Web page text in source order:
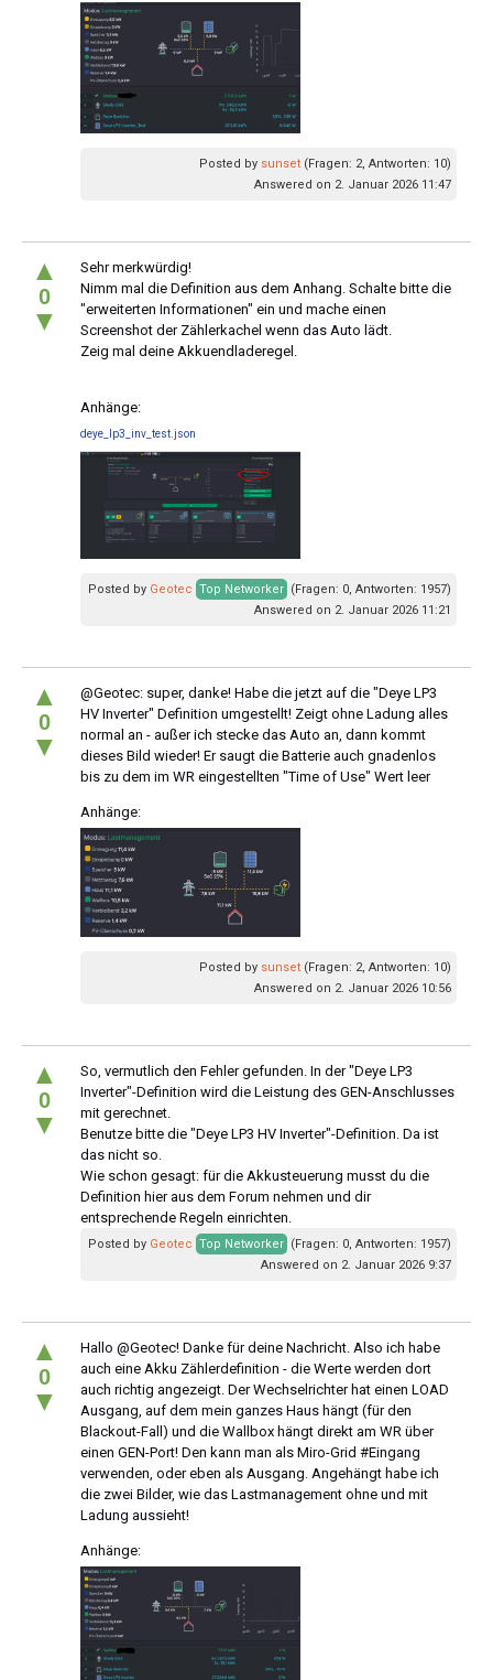
Posted by sunset (Fragen: 2, Antworten: 10)
Answered on 2. Januar 2026 11:47
▲
0
▼
Sehr merkwürdig!
Nimm mal die Definition aus dem Anhang. Schalte bitte die
"erweiterten Informationen" ein und mache einen
Screenshot der Zählerkachel wenn das Auto lädt.
Zeig mal deine Akkuendladeregel.
Anhänge:
deye_lp3_inv_test.json
Posted by Geotec Top Networker (Fragen: 0, Antworten: 1957)
Answered on 2. Januar 2026 11:21
▲
0
▼
@Geotec: super, danke! Habe die jetzt auf die "Deye LP3
HV Inverter" Definition umgestellt! Zeigt ohne Ladung alles
normal an - außer ich stecke das Auto an, dann kommt
dieses Bild wieder! Er saugt die Batterie auch gnadenlos
bis zu dem im WR eingestellten "Time of Use" Wert leer
Anhänge:
Posted by sunset (Fragen: 2, Antworten: 10)
Answered on 2. Januar 2026 10:56
▲
0
▼
So, vermutlich den Fehler gefunden. In der "Deye LP3
Inverter"-Definition wird die Leistung des GEN-Anschlusses
mit gerechnet.
Benutze bitte die "Deye LP3 HV Inverter"-Definition. Da ist
das nicht so.
Wie schon gesagt: für die Akkusteuerung musst du die
Definition hier aus dem Forum nehmen und dir
entsprechende Regeln einrichten.
Posted by Geotec Top Networker (Fragen: 0, Antworten: 1957)
Answered on 2. Januar 2026 9:37
▲
0
▼
Hallo @Geotec! Danke für deine Nachricht. Also ich habe
auch eine Akku Zählerdefinition - die Werte werden dort
auch richtig angezeigt. Der Wechselrichter hat einen LOAD
Ausgang, auf dem mein ganzes Haus hängt (für den
Blackout-Fall) und die Wallbox hängt direkt am WR über
einen GEN-Port! Den kann man als Miro-Grid #Eingang
verwenden, oder eben als Ausgang. Angehängt habe ich
die zwei Bilder, wie das Lastmanagement ohne und mit
Ladung aussieht!
Anhänge: